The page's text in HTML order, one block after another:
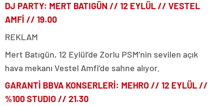
DJ PARTY: MERT BATIGÜN // 12 EYLÜL// VESTEL
AMFİ // 19.00
REKLAM
Mert Batıgün, 12 Eylül’de Zorlu PSM’nin sevilen açık
hava mekanı Vestel Amfi’de sahne alıyor.
GARANTİ BBVA KONSERLERİ: MEHRO // 12 EYLÜL//
%100 STUDIO // 21.30